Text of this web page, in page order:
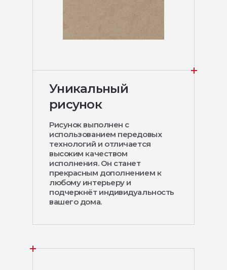
Уникальный
рисунок
Рисунок выполнен с
использованием передовых
технологий и отличается
высоким качеством
исполнения. Он станет
прекрасным дополнением к
любому интерьеру и
подчеркнёт индивидуальность
вашего дома.